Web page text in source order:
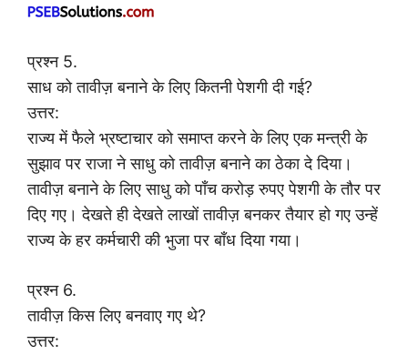
प्रश्न 5.
साध को तावीज़ बनाने के लिए कितनी पेशगी दी गई?
उत्तर:
राज्य में फैले भ्रष्टाचार को समाप्त करने के लिए एक मन्त्री के
सुझाव पर राजा ने साधु को तावीज़ बनाने का ठेका दे दिया।
तावीज़ बनाने के लिए साधु को पाँच करोड़ रुपए पेशगी के तौर पर
दिए गए। देखते ही देखते लाखों तावीज़ बनकर तैयार हो गए उन्हें
राज्य के हर कर्मचारी की भुजा पर बाँध दिया गया।
प्रश्न 6.
तावीज़ किस लिए बनवाए गए थे?
उत्तर: